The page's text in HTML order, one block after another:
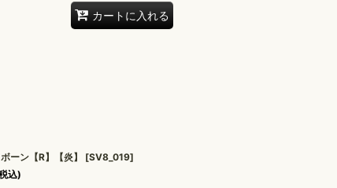
カートに入れる
ーン【R】【炎】 [SV8_019]
込)